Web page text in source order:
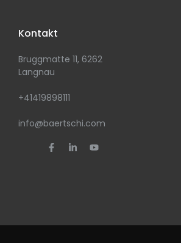
Kontakt
Bruggmatte 11, 6262
Langnau
+41419898111
info@baertschi.com